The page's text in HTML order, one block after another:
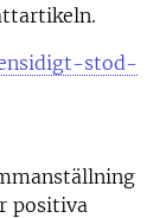
stod-
positiva